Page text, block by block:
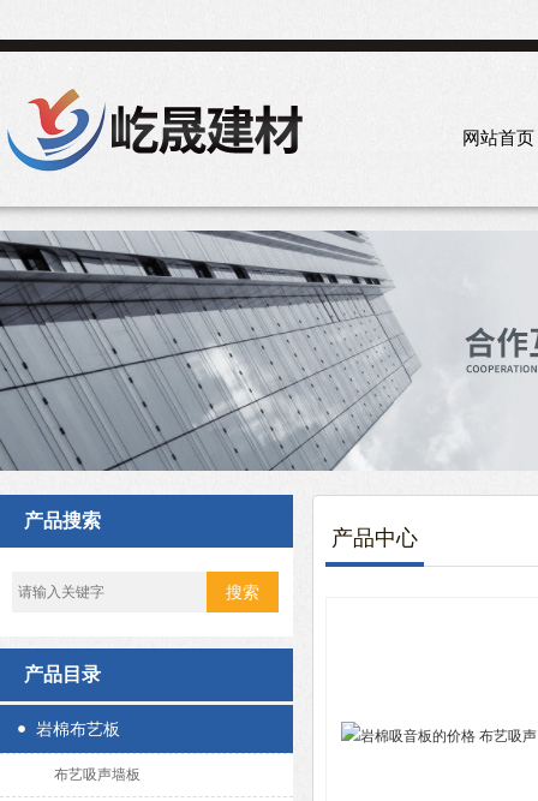
网站首页
产品搜索
产品目录
岩棉布艺板
布艺吸声墙板
产品中心